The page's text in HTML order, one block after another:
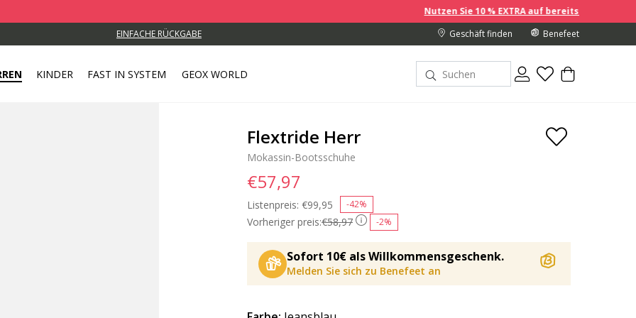
Nutzen Sie 10 % EXTRA auf bereits reduzierte Preise,
EINFACHE RÜCKGABE Geschäft finden Benefeet
KINDER FAST IN SYSTEM GEOX WORLD
Flextride Herr
Mokassin-Bootsschuhe
Vorheriger preis:€58,97 -2%
Listenpreis: Price reduced from
€99,95 -42%
€57,97
Sofort 10€ als Willkommensgeschenk.
Melden Sie sich zu Benefeet an